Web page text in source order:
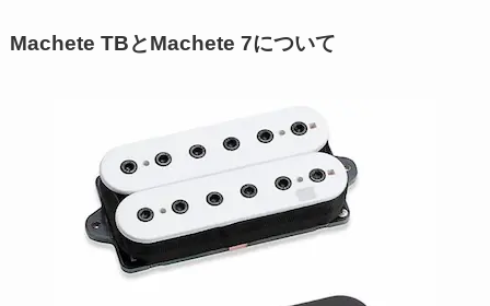
Machete TBとMachete 7について